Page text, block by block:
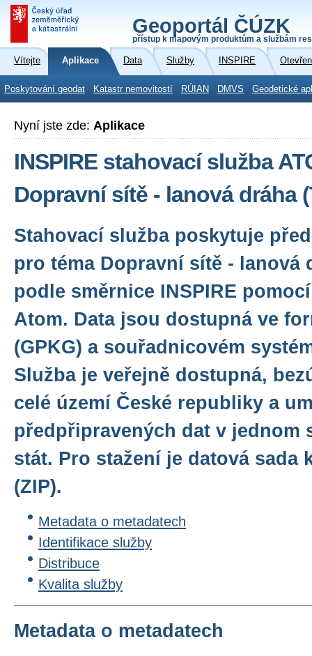
Geoportál ČÚZK
přístup k mapovým produktům a službám
Vítejte Aplikace Data Služby INSPIRE
Poskytování geodat Katastr nemovitostí RÚIAN DMVS Geodetické
Nyní jste zde: Aplikace
INSPIRE stahovací služba
Dopravní sítě - lanová dráha
Stahovací služba poskytuje
pro téma Dopravní sítě - lanová
podle směrnice INSPIRE
Atom. Data jsou dostupná ve
(GPKG) a souřadnicovém
Služba je veřejně dostupná,
celé území České republiky a
předpřipravených dat v jednom
stát. Pro stažení je datová sada
(ZIP).
Metadata o metadatech
Identifikace služby
Distribuce
Kvalita služby
Metadata o metadatech